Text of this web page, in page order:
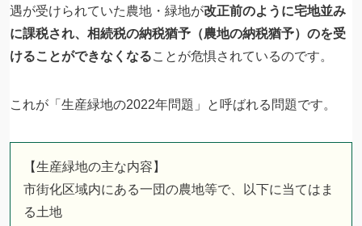
遇が受けられていた農地・緑地が改正前のように宅地並み
に課税され、相続税の納税猶予（農地の納税猶予）のを受
けることができなくなることが危惧されているのです。
これが「生産緑地の2022年問題」と呼ばれる問題です。
【生産緑地の主な内容】
市街化区域内にある一団の農地等で、以下に当てはま
る土地